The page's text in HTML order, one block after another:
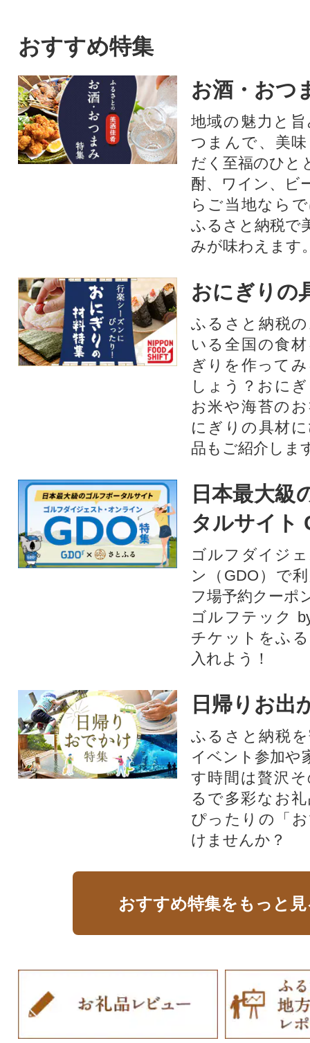
おすすめ特集
お酒・おつ
地域の魅力と
つまんで、美
だく至福のひと
酎、ワイン、ビ
らご当地なら
ふるさと納税で
みが味わえます
おにぎりの
ふるさと納税
いる全国の食
ぎりを作って
しょう？おに
お米や海苔の
にぎりの具材
品もご紹介しま
日本最大級
タルサイト
ゴルフダイジ
ン（GDO）で
フ場予約クーポ
ゴルフテック
チケットをふ
入れよう！
日帰りお出
ふるさと納税
イベント参加や
す時間は贅沢
るで多彩なお
ぴったりの「
けませんか？
おすすめ特集をもっと